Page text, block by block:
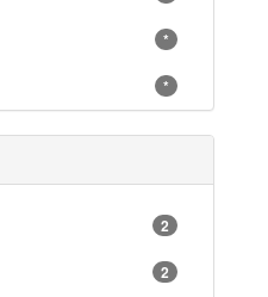
*
*
*
*
*
*
*
*
2
2